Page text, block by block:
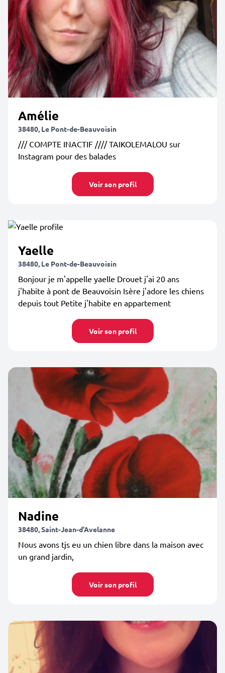
Amélie
38480, Le Pont-de-Beauvoisin
/// COMPTE INACTIF //// TAIKOLEMALOU sur
Instagram pour des balades
Voir son profil
Yaelle
38480, Le Pont-de-Beauvoisin
Bonjour je m'appelle yaelle Drouet j'ai 20 ans
j'habite à pont de Beauvoisin Isère j'adore les chiens
depuis tout Petite j'habite en appartement
Voir son profil
Nadine
38480, Saint-Jean-d'Avelanne
Nous avons tjs eu un chien libre dans la maison avec
un grand jardin,
Voir son profil